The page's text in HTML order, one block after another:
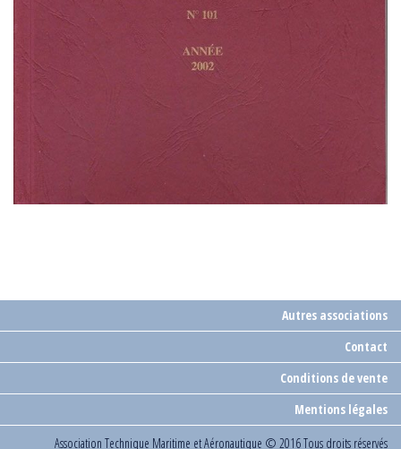
Autres associations
Contact
Conditions de vente
Mentions légales
Association Technique Maritime et Aéronautique © 2016 Tous droits réservés